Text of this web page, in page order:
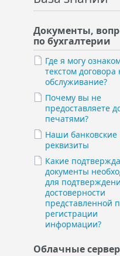
Документы,
по бухгалтерии
Где я могу
текстом договора
обслуживание?
Почему вы не
предоставляете
печатями?
Наши банковские
реквизиты
Какие
документы
для
достоверности
представленной
регистрации
информации?
Облачные